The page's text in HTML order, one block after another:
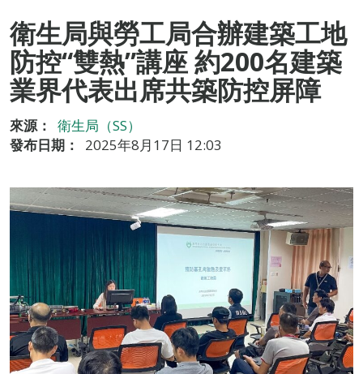
衛生局與勞工局合辦建築工地
防控“雙熱”講座 約200名建築
業界代表出席共築防控屏障
來源：
衛生局（SS）
發布日期：
2025年8月17日 12:03